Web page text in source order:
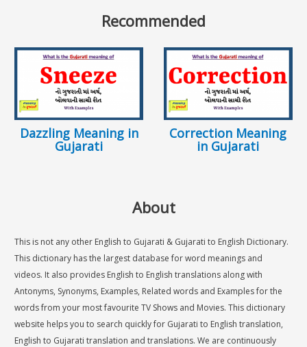
Recommended
Dazzling Meaning in
Gujarati
Correction Meaning
in Gujarati
About
This is not any other English to Gujarati & Gujarati to English Dictionary.
This dictionary has the largest database for word meanings and
videos. It also provides English to English translations along with
Antonyms, Synonyms, Examples, Related words and Examples for the
words from your most favourite TV Shows and Movies. This dictionary
website helps you to search quickly for Gujarati to English translation,
English to Gujarati translation and translations. We are continuously